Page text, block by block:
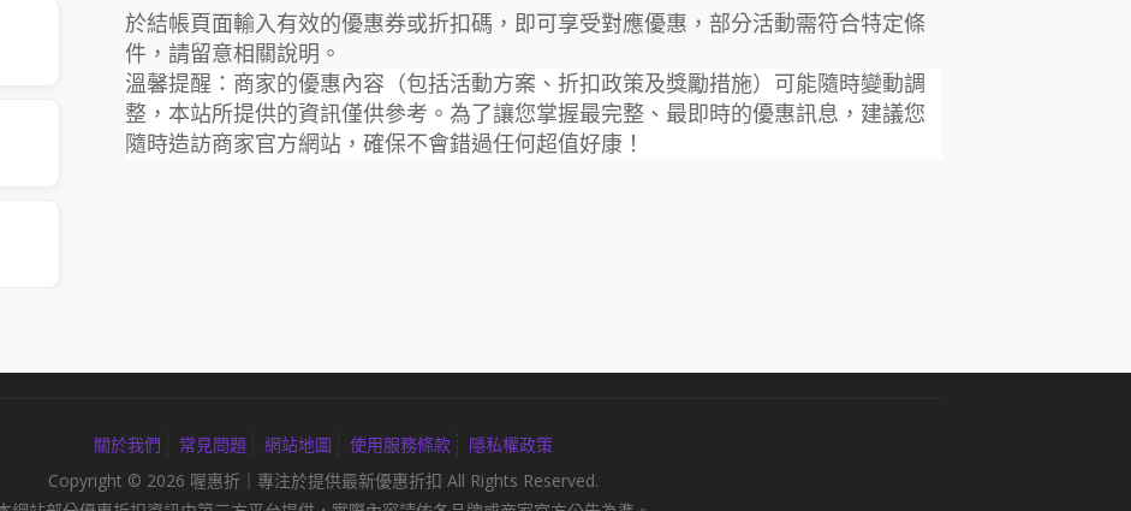
於結帳頁面輸入有效的優惠券或折扣碼，即可享受對應優惠，部分活動需符合特定條
件，請留意相關說明。
溫馨提醒：商家的優惠內容（包括活動方案、折扣政策及獎勵措施）可能隨時變動調
整，本站所提供的資訊僅供參考。為了讓您掌握最完整、最即時的優惠訊息，建議您
隨時造訪商家官方網站，確保不會錯過任何超值好康！
關於我們 常見問題 網站地圖 使用服務條款
隱私權政策
Copyright © 2026 喔惠折｜專注於提供最新優惠折扣 All Rights Reserved.